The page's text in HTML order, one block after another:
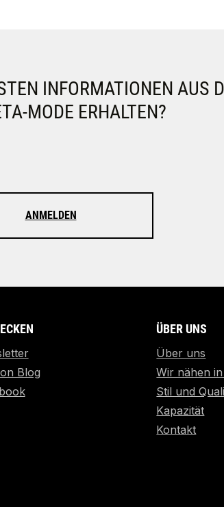
INFORMATIONEN AUS
MODE ERHALTEN?
ANMELDEN
Blog
ÜBER UNS
Über uns
Wir nähen
Stil und
Kapazität
Kontakt